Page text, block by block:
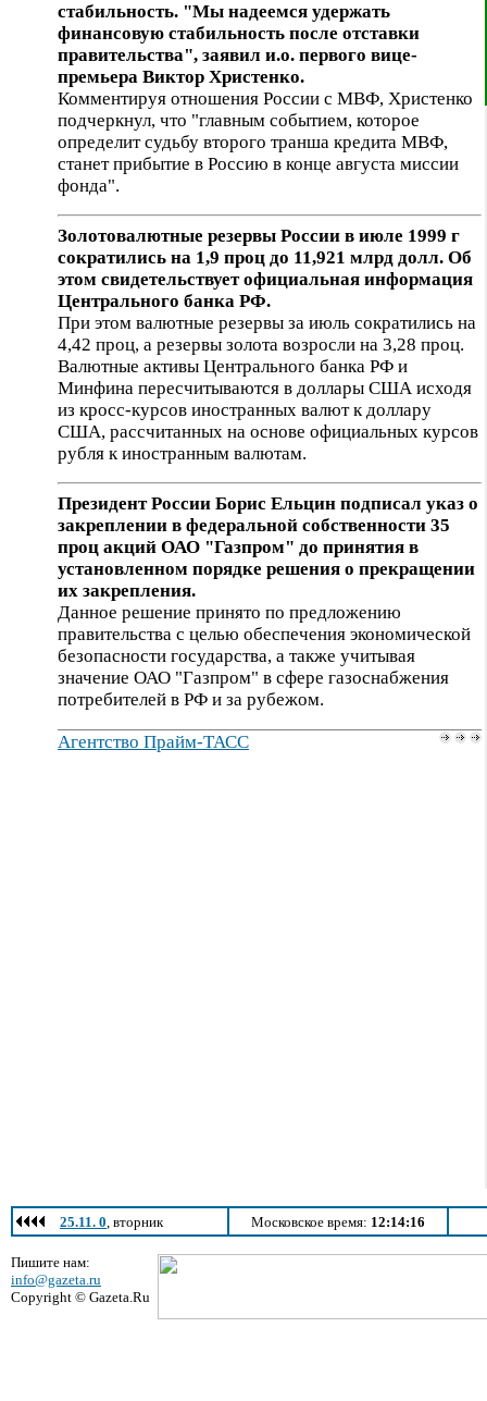
стабильность. "Мы надеемся удержать
финансовую стабильность после отставки
правительства", заявил и.о. первого вице-
премьера Виктор Христенко.
Комментируя отношения России с МВФ, Христенко
подчеркнул, что "главным событием, которое
определит судьбу второго транша кредита МВФ,
станет прибытие в Россию в конце августа миссии
фонда".
Золотовалютные резервы России в июле 1999 г
сократились на 1,9 проц до 11,921 млрд долл. Об
этом свидетельствует официальная информация
Центрального банка РФ.
При этом валютные резервы за июль сократились на
4,42 проц, а резервы золота возросли на 3,28 проц.
Валютные активы Центрального банка РФ и
Минфина пересчитываются в доллары США исходя
из кросс-курсов иностранных валют к доллару
США, рассчитанных на основе официальных курсов
рубля к иностранным валютам.
Президент России Борис Ельцин подписал указ о
закреплении в федеральной собственности 35
проц акций ОАО "Газпром" до принятия в
установленном порядке решения о прекращении
их закрепления.
Данное решение принято по предложению
правительства с целью обеспечения экономической
безопасности государства, а также учитывая
значение ОАО "Газпром" в сфере газоснабжения
потребителей в РФ и за рубежом.
Агентство Прайм-ТАСС
25.11. 0, вторник Московское время: 12:14:16
Пишите нам:
info@gazeta.ru
Copyright © Gazeta.Ru